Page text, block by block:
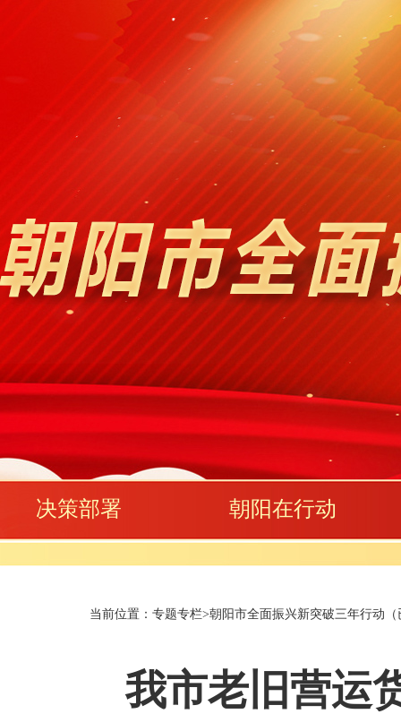
决策部署 朝阳在行动
当前位置： 专题专栏>朝阳市全面振兴新突破三年行动（
我市老旧营运